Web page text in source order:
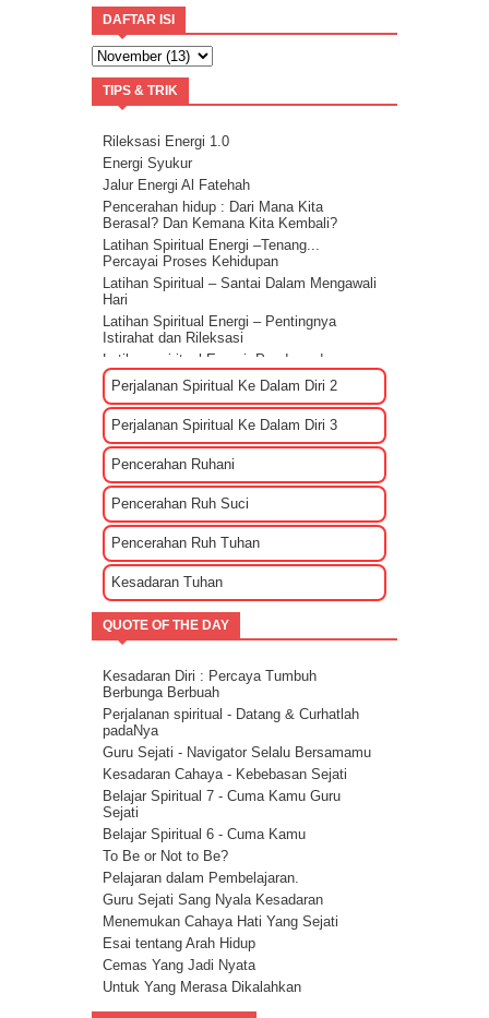
DAFTAR ISI
TIPS & TRIK
Rileksasi Energi 1.0
Energi Syukur
Jalur Energi Al Fatehah
Pencerahan hidup : Dari Mana Kita
Berasal? Dan Kemana Kita Kembali?
Latihan Spiritual Energi –Tenang...
Percayai Proses Kehidupan
Latihan Spiritual – Santai Dalam Mengawali
Hari
Latihan Spiritual Energi – Pentingnya
Istirahat dan Rileksasi
Latihan spiritual Energi: Panduan dan
Sharing rileksasi energi
Bagaimana Cara Mengenali EGO?
Tips Membuat Rencana Hidup Selagi
Masih Muda
Penyebab Terjadinya Masalah Dalam
Kehidupan Part 2
Penyebab Terjadinya Masalah Dalam
Kehidupan Part 1
Kekuatan Hati Kunci Langgengnya Suatu
Hubungan
Mencari Cinta Sejati Untuk Masa Depan
Mencari Arti Cinta Sejati Dalam Sebuah
Hubungan
Cara Menenangkan Pikiran Saat Galau
Menghapuskan Energi Negatif
Cara Mengatasi Depresi Menggunakan
Energi
Energi Kasih Sayang - Tehnik Double Pink
Perjalanan Spiritual Ke Dalam Diri 2
Perjalanan Spiritual Ke Dalam Diri 3
Pencerahan Ruhani
Pencerahan Ruh Suci
Pencerahan Ruh Tuhan
Kesadaran Tuhan
QUOTE OF THE DAY
Kesadaran Diri : Percaya Tumbuh
Berbunga Berbuah
Perjalanan spiritual - Datang & Curhatlah
padaNya
Guru Sejati - Navigator Selalu Bersamamu
Kesadaran Cahaya - Kebebasan Sejati
Belajar Spiritual 7 - Cuma Kamu Guru
Sejati
Belajar Spiritual 6 - Cuma Kamu
To Be or Not to Be?
Pelajaran dalam Pembelajaran.
Guru Sejati Sang Nyala Kesadaran
Menemukan Cahaya Hati Yang Sejati
Esai tentang Arah Hidup
Cemas Yang Jadi Nyata
Untuk Yang Merasa Dikalahkan
Corona dan Congorna